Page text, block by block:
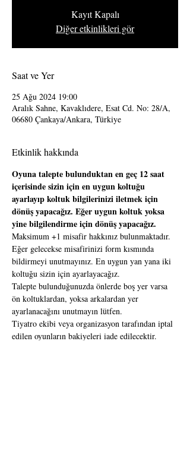
Kayıt Kapalı
Diğer etkinlikleri gör
Saat ve Yer
25 Ağu 2024 19:00
Aralık Sahne, Kavaklıdere, Esat Cd. No: 28/A,
06680 Çankaya/Ankara, Türkiye
Etkinlik hakkında
Oyuna talepte bulunduktan en geç 12 saat
içerisinde sizin için en uygun koltuğu
ayarlayıp koltuk bilgilerinizi iletmek için
dönüş yapacağız. Eğer uygun koltuk yoksa
yine bilgilendirme için dönüş yapacağız.
Maksimum +1 misafir hakkınız bulunmaktadır.
Eğer gelecekse misafirinizi form kısmında
bildirmeyi unutmayınız. En uygun yan yana iki
koltuğu sizin için ayarlayacağız.
Talepte bulunduğunuzda önlerde boş yer varsa
ön koltuklardan, yoksa arkalardan yer
ayarlanacağını unutmayın lütfen.
Tiyatro ekibi veya organizasyon tarafından iptal
edilen oyunların bakiyeleri iade edilecektir.